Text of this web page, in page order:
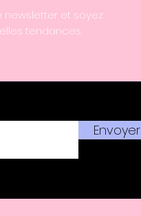
newsletter et soyez
tendances.
Envoyer